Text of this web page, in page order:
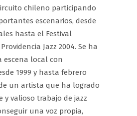
chileno participando
escenarios, desde
hasta el Festival
Jazz 2004. Se ha
escena local con
1999 y hasta febrero
un artista que ha logrado
y valioso trabajo de jazz
una voz propia,